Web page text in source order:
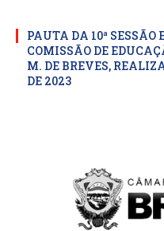
PAUTA DA 10ª
COMISSÃO DE
M. DE BREVES,
DE 2023